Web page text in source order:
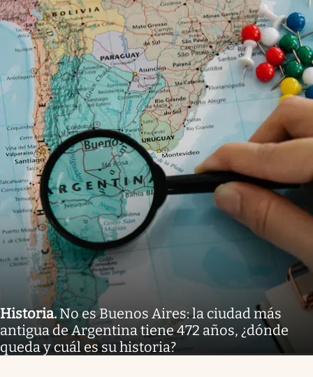
Historia. No es Buenos Aires: la ciudad más
antigua de Argentina tiene 472 años, ¿dónde
queda y cuál es su historia?